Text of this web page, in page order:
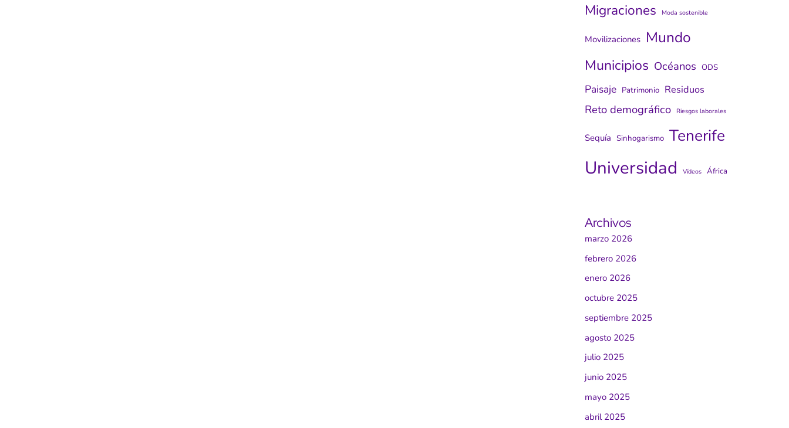
Migraciones Moda sostenible
Movilizaciones Mundo
Municipios Océanos ODS
Paisaje Patrimonio Residuos
Reto demográfico Riesgos laborales
Sequía Sinhogarismo Tenerife
Universidad Vídeos África
Archivos
marzo 2026
febrero 2026
enero 2026
octubre 2025
septiembre 2025
agosto 2025
julio 2025
junio 2025
mayo 2025
abril 2025